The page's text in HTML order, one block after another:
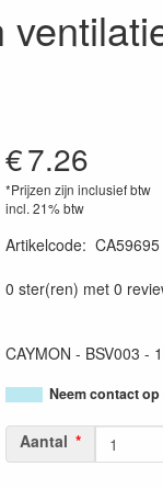
€7.26
*Prijzen zijn inclusief btw
incl. 21% btw
Artikelcode: CA59695
0 ster(ren) met 0
CAYMON - BSV003 -
Neem contact
Aantal